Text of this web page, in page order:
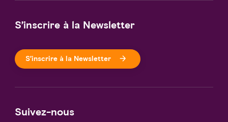
S’inscrire à la Newsletter
S’inscrire à la Newsletter
Suivez-nous